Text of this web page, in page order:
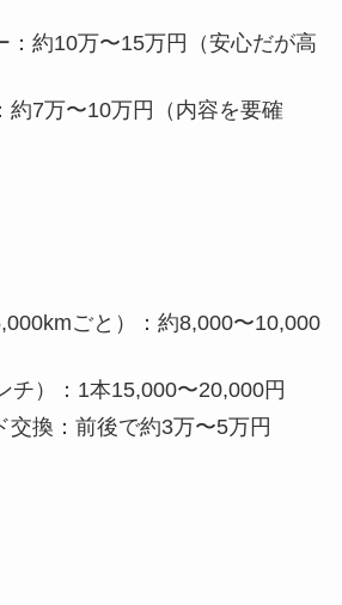
：約10万〜15万円（安心だが高
約7万〜10万円（内容を要確
ごと）：約8,000〜10,000
チ）：1本15,000〜20,000円
交換：前後で約3万〜5万円